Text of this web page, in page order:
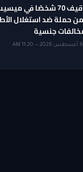
توقيف 70 شخصًا في
حملة ضد استغلال
جنسية